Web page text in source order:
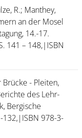
R.; Manthey,
an der Mosel
14.-17.
141 – 148,|ISBN
- Pleiten,
des Lehr-
Bergische
132,|ISBN 978-3-